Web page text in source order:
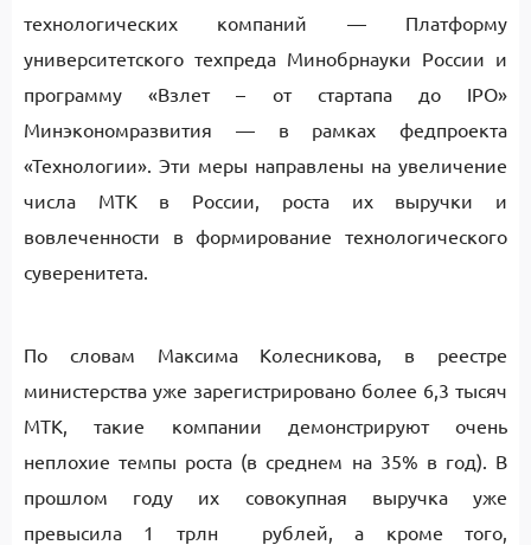
технологических компаний — Платформу
университетского техпреда Минобрнауки России и
программу «Взлет – от стартапа до IPO»
Минэкономразвития — в рамках федпроекта
«Технологии». Эти меры направлены на увеличение
числа МТК в России, роста их выручки и
вовлеченности в формирование технологического
суверенитета.
По словам Максима Колесникова, в реестре
министерства уже зарегистрировано более 6,3 тысяч
МТК, такие компании демонстрируют очень
неплохие темпы роста (в среднем на 35% в год). В
прошлом году их совокупная выручка уже
превысила 1 трлн рублей, а кроме того,